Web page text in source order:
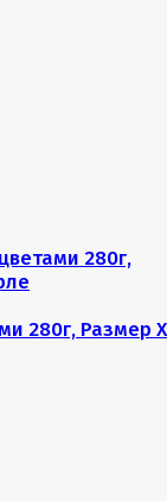
280г, Размер